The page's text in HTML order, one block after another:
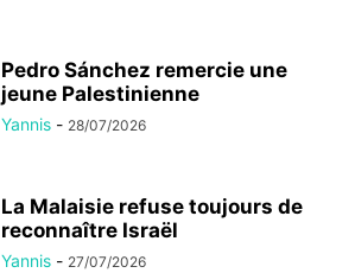
Pedro Sánchez remercie une
jeune Palestinienne
Yannis - 28/07/2026
La Malaisie refuse toujours de
reconnaître Israël
Yannis - 27/07/2026